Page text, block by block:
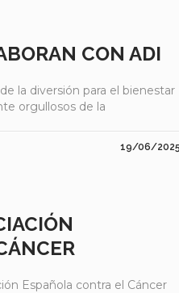
CON ADI
la diversión para el bienestar
orgullosos de la
19/06/
Española contra el Cáncer